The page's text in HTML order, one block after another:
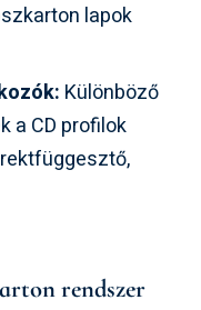
lapok
Különböző
a CD profilok
rendszer